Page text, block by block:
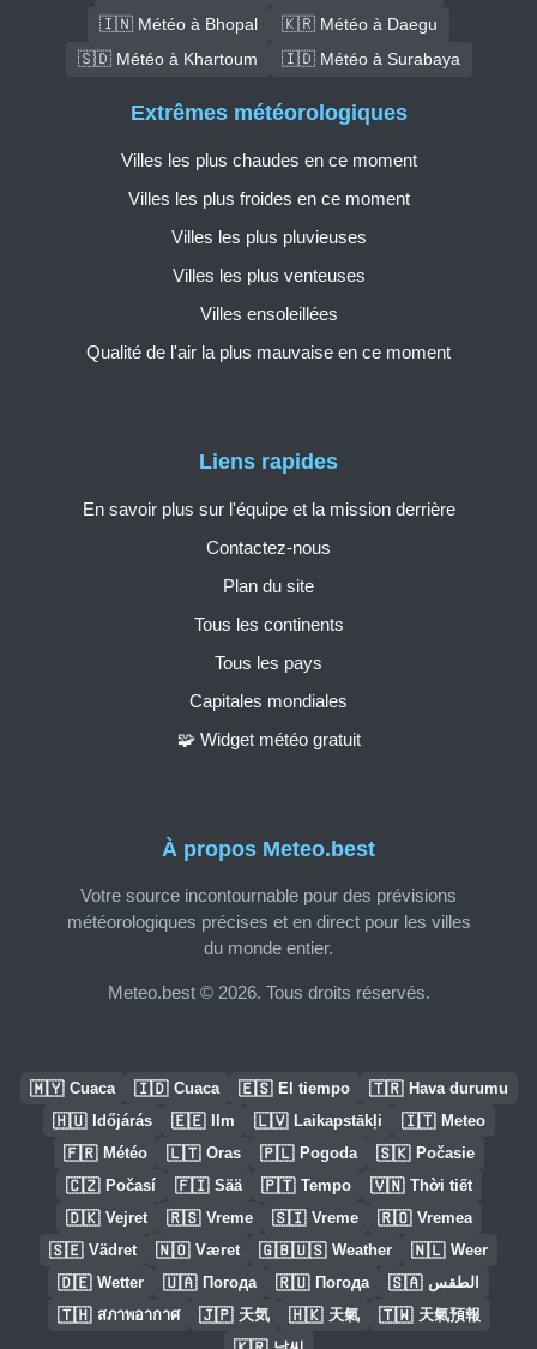
🇮🇳 Météo à Bhopal
🇰🇷 Météo à Daegu
🇸🇩 Météo à Khartoum
🇮🇩 Météo à Surabaya
À propos Meteo.best
Votre source incontournable pour des prévisions
météorologiques précises et en direct pour les villes
du monde entier.
Meteo.best © 2026. Tous droits réservés.
Liens rapides
En savoir plus sur l'équipe et la mission derrière
Contactez-nous
Plan du site
Tous les continents
Tous les pays
Capitales mondiales
🧩 Widget météo gratuit
Extrêmes météorologiques
Villes les plus chaudes en ce moment
Villes les plus froides en ce moment
Villes les plus pluvieuses
Villes les plus venteuses
Villes ensoleillées
Qualité de l'air la plus mauvaise en ce moment
🇲🇾 Cuaca 🇮🇩 Cuaca 🇪🇸 El tiempo 🇹🇷 Hava durumu
🇭🇺 Időjárás 🇪🇪 Ilm 🇱🇻 Laikapstākļi 🇮🇹 Meteo
🇫🇷 Météo 🇱🇹 Oras 🇵🇱 Pogoda 🇸🇰 Počasie
🇨🇿 Počasí 🇫🇮 Sää 🇵🇹 Tempo 🇻🇳 Thời tiết
🇩🇰 Vejret 🇷🇸 Vreme 🇸🇮 Vreme 🇷🇴 Vremea
🇸🇪 Vädret 🇳🇴 Været 🇬🇧🇺🇸 Weather 🇳🇱 Weer
🇩🇪 Wetter 🇺🇦 Погода 🇷🇺 Погода 🇸🇦 الطقس
🇹🇭 สภาพอากาศ 🇯🇵 天気 🇭🇰 天氣 🇹🇼 天氣預報